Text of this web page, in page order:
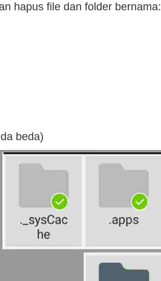
hapus file dan folder bernama:
beda)